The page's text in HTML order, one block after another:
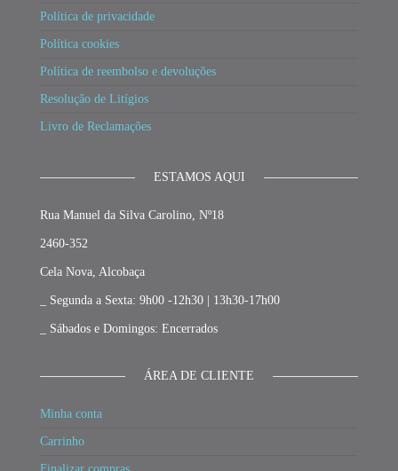
Política de privacidade
Política cookies
Política de reembolso e devoluções
Resolução de Litígios
Livro de Reclamações
ESTAMOS AQUI
Rua Manuel da Silva Carolino, Nº18
2460-352
Cela Nova, Alcobaça
_ Segunda a Sexta: 9h00 -12h30 | 13h30-17h00
_ Sábados e Domingos: Encerrados
ÁREA DE CLIENTE
Minha conta
Carrinho